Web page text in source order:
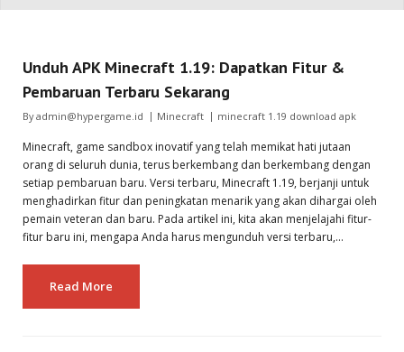
Unduh APK Minecraft 1.19: Dapatkan Fitur &
Pembaruan Terbaru Sekarang
Byadmin@hypergame.id Minecraft minecraft 1.19 download apk
Minecraft, game sandbox inovatif yang telah memikat hati jutaan
orang di seluruh dunia, terus berkembang dan berkembang dengan
setiap pembaruan baru. Versi terbaru, Minecraft 1.19, berjanji untuk
menghadirkan fitur dan peningkatan menarik yang akan dihargai oleh
pemain veteran dan baru. Pada artikel ini, kita akan menjelajahi fitur-
fitur baru ini, mengapa Anda harus mengunduh versi terbaru,…
Read More